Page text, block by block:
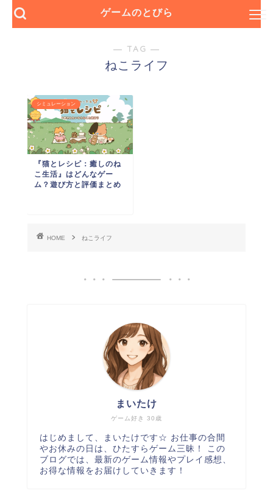
ゲームのとびら
― TAG ―
ねこライフ
シミュレーション
『猫とレシピ：癒しのね
こ生活』はどんなゲー
ム？遊び方と評価まとめ
HOME ねこライフ
ゲーム好き 30歳
まいたけ
はじめまして、まいたけです☆ お仕事の合間
やお休みの日は、ひたすらゲーム三昧！ この
ブログでは、最新のゲーム情報やプレイ感想、
お得な情報をお届けしていきます！